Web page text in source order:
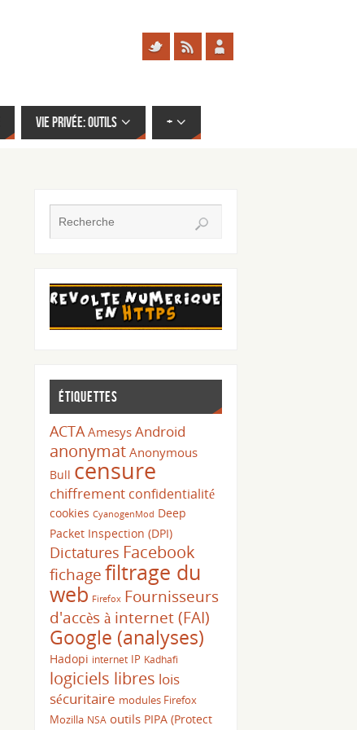
Vie privée: outils +
Étiquettes
ACTA Amesys Android
anonymat Anonymous
Bull censure
chiffrement confidentialité
cookies CyanogenMod Deep
Packet Inspection (DPI)
Dictatures Facebook
fichagefiltrage du
web Firefox Fournisseurs
d'accès à internet (FAI)
Google (analyses)
Hadopi internet IP Kadhafi
logiciels libres lois
sécuritaire modules Firefox
Mozilla NSA outils PIPA (Protect